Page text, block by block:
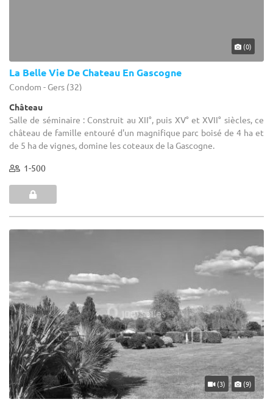
(0)
La Belle Vie De Chateau En Gascogne
Condom - Gers (32)
Château
Salle de séminaire : Construit au XII°, puis XV° et XVII° siècles, ce
château de famille entouré d'un magnifique parc boisé de 4 ha et
de 5 ha de vignes, domine les coteaux de la Gascogne.
1-500
(3) (9)